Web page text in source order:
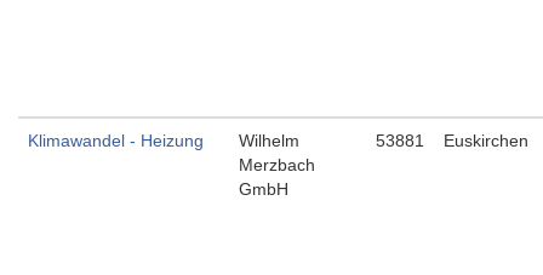
Klimawandel - Heizung
Wilhelm
Merzbach
GmbH
53881 Euskirchen